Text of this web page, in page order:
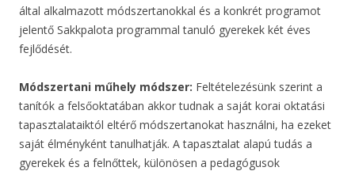
által alkalmazott módszertanokkal és a konkrét programot
jelentő Sakkpalota programmal tanuló gyerekek két éves
fejlődését.
Módszertani műhely módszer: Feltételezésünk szerint a
tanítók a felsőoktatában akkor tudnak a saját korai oktatási
tapasztalataiktól eltérő módszertanokat használni, ha ezeket
saját élményként tanulhatják. A tapasztalat alapú tudás a
gyerekek és a felnőttek, különösen a pedagógusok